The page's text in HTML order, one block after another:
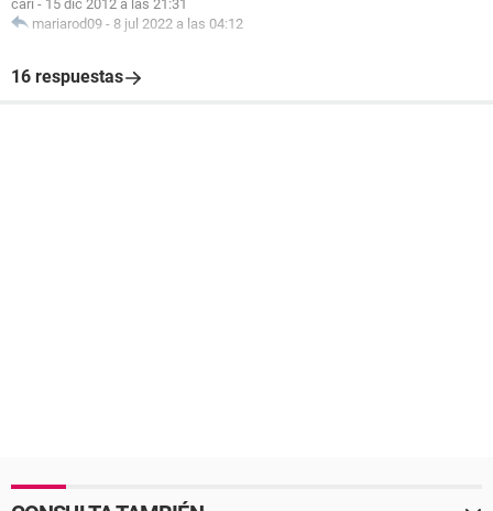
cari - 15 dic 2012 a las 21:31
mariarod09 - 8 jul 2022 a las 04:12
16 respuestas